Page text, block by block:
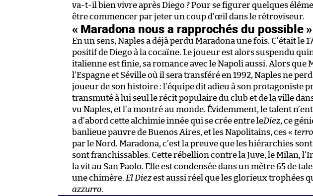
va-t-il bien vivre après Diego ? Pour se figurer quelques
être commencer par jeter un coup d’œil dans le rétroviseur.
« Maradona nous a rapprochés du possible »
En un sens, Naples a déjà perdu Maradona une fois. C’était le
positif de Diego à la cocaïne. Le joueur est alors suspendu
italienne est finie, sa romance avec le Napoli aussi. Alors que
l’Espagne et Séville où il sera transféré en 1992, Naples ne
joueur de son histoire : l’équipe dit adieu à son protagoniste
transmuté à lui seul le récit populaire du club et de la ville
vu Naples, et l’a montré au monde. Évidemment, le talent
a d’abord cette alchimie innée qui se crée entre leDiez, ce
banlieue pauvre de Buenos Aires, et les Napolitains, ces «
par le Nord. Maradona, c’est la preuve que les hiérarchies
sont franchissables. Cette rébellion contre la Juve, le Milan,
la vit au San Paolo. Elle est condensée dans un mètre 65 de
une chimère. El Diezest aussi réel que les glorieux trophées
azzurro.